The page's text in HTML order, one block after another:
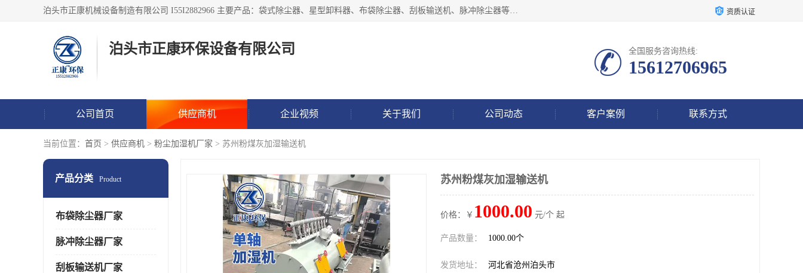
泊头市正康机械设备制造有限公司 I55I2882966 主要产品：袋式除尘器、星型卸料器、布袋除尘器、刮板输送机、脉冲除尘器等产品厂家。公司拥有研发人才和技术专员，有丰厚的物质资源和人力资源，公司结合客户现场使用要求采用计算机辅助制图，并根据客户的需求为之选型，提供有限的设计方案，以满足客户的使用需求。I56I27O6965 资质认证
泊头市正康环保设备有限公司 全国服务咨询热线:
15612706965
公司首页 供应商机 企业视频 关于我们 公司动态 客户案例 联系方式
当前位置： 首页 > 供应商机 > 粉尘加湿机厂家 > 苏州粉煤灰加湿输送机
产品分类 Product
布袋除尘器厂家
脉冲除尘器厂家
刮板输送机厂家
苏州粉煤灰加湿输送机
价格：￥ 1000.00 元/个 起
产品数量： 1000.00个
发货地址： 河北省沧州泊头市